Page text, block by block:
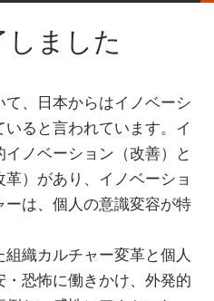
しました
、日本からはイノベーシ
ると言われています。イ
ノベーション（改善）と
）があり、イノベーショ
は、個人の意識変容が特
織カルチャー変革と個人
恐怖に働きかけ、外発的